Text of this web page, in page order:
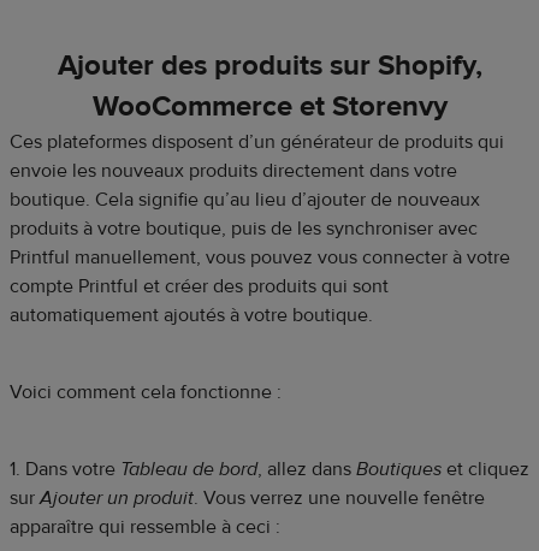
Ajouter des produits sur Shopify,
WooCommerce et Storenvy
Ces plateformes disposent d’un générateur de produits qui
envoie les nouveaux produits directement dans votre
boutique. Cela signifie qu’au lieu d’ajouter de nouveaux
produits à votre boutique, puis de les synchroniser avec
Printful manuellement, vous pouvez vous connecter à votre
compte Printful et créer des produits qui sont
automatiquement ajoutés à votre boutique.
Voici comment cela fonctionne :
1. Dans votre Tableau de bord, allez dans Boutiques et cliquez
surAjouter un produit. Vous verrez une nouvelle fenêtre
apparaître qui ressemble à ceci :